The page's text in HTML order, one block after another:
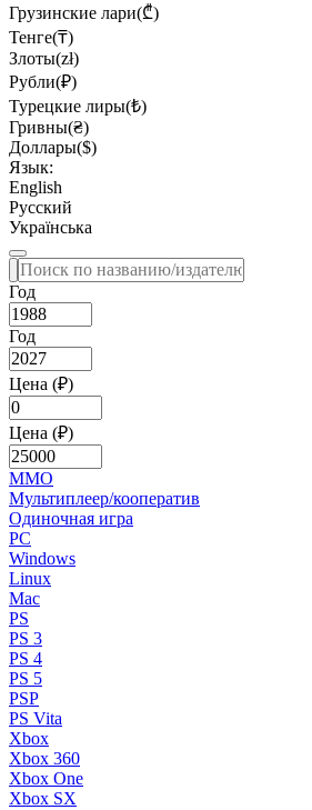
Грузинские лари(₾)
Тенге(₸)
Злоты(zł)
Рубли(₽)
Турецкие лиры(₺)
Гривны(₴)
Доллары($)
Язык:
English
Русский
Українська
Год
Год
Цена (₽)
Цена (₽)
MMO
Мультиплеер/кооператив
Одиночная игра
PC
Windows
Linux
Mac
PS
PS 3
PS 4
PS 5
PSP
PS Vita
Xbox
Xbox 360
Xbox One
Xbox SX